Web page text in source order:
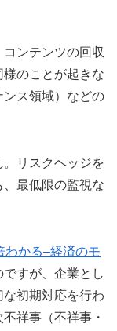
ンテンツの回収
のことが起きな
ス領域）などの
リスクヘッジを
最低限の監視な
わかる–経済のモ
ですが、企業とし
初期対応を行わ
祥事（不祥事・